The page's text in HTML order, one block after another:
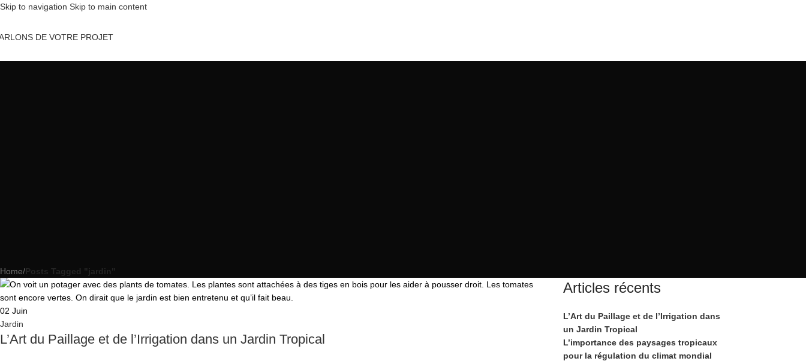
Skip to navigation Skip to main content
DE VOTRE PROJET
Home/Posts Tagged "jardin"
02 Juin
Jardin
L’Art du Paillage et de l’Irrigation dans un Jardin Tropical
Articles récents
L’Art du Paillage et de l’Irrigation dans
un Jardin Tropical
L’importance des paysages tropicaux
pour la régulation du climat mondial